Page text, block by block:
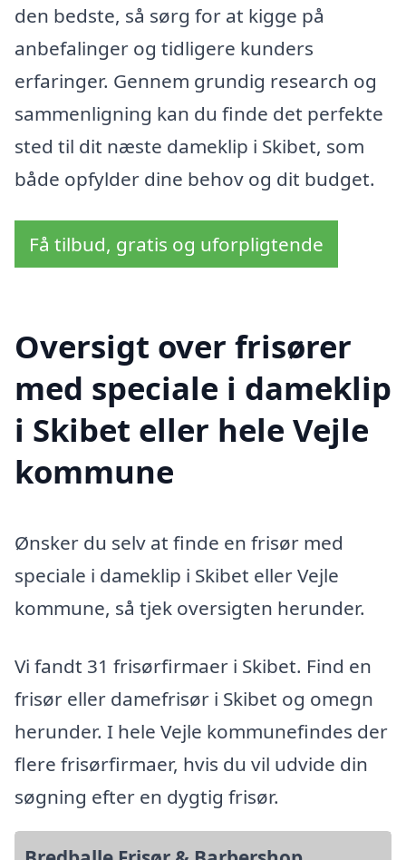
den bedste, så sørg for at kigge på
anbefalinger og tidligere kunders
erfaringer. Gennem grundig research og
sammenligning kan du finde det perfekte
sted til dit næste dameklip i Skibet, som
både opfylder dine behov og dit budget.
Få tilbud, gratis og uforpligtende
Oversigt over frisører
med speciale i dameklip
i Skibet eller hele Vejle
kommune
Ønsker du selv at finde en frisør med
speciale i dameklip i Skibet eller Vejle
kommune, så tjek oversigten herunder.
Vi fandt 31 frisørfirmaer i Skibet. Find en
frisør eller damefrisør i Skibet og omegn
herunder. I hele Vejle kommunefindes der
flere frisørfirmaer, hvis du vil udvide din
søgning efter en dygtig frisør.